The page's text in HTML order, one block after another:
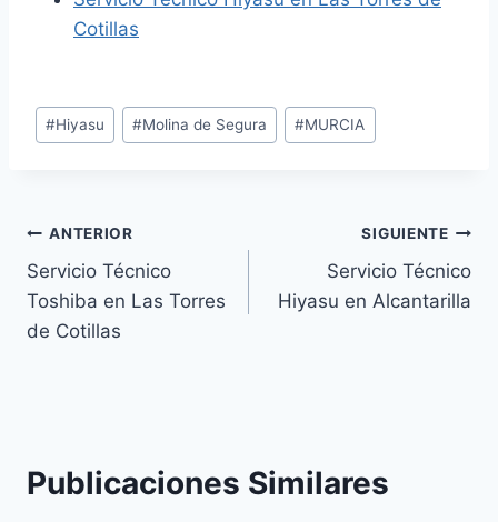
Cotillas
Etiquetas
de
#Hiyasu #Molina de Segura #MURCIA
Navegación
de
entradas
ANTERIOR
Servicio Técnico
Toshiba en Las Torres
de Cotillas
SIGUIENTE
Servicio Técnico
Hiyasu en Alcantarilla
Publicaciones Similares